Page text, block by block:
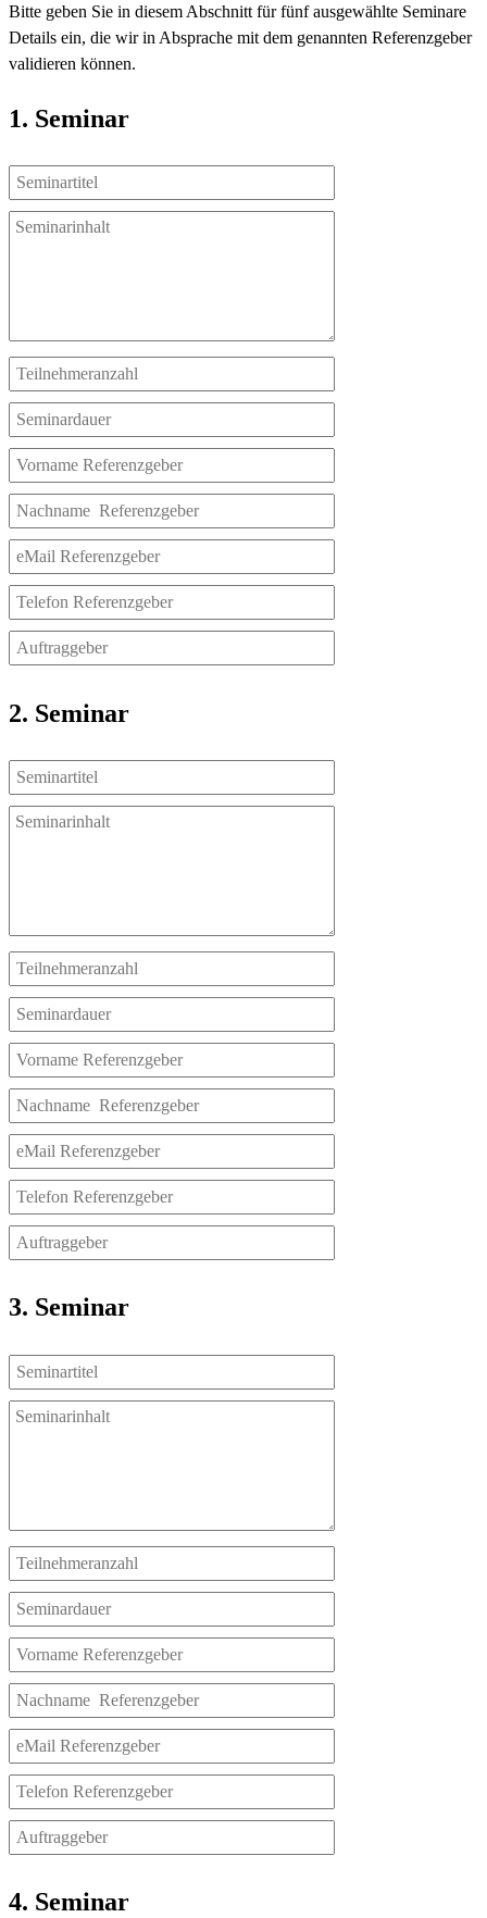
Bitte geben Sie in diesem Abschnitt für fünf ausgewählte Seminare
Details ein, die wir in Absprache mit dem genannten Referenzgeber
validieren können.
1. Seminar
2. Seminar
3. Seminar
4. Seminar